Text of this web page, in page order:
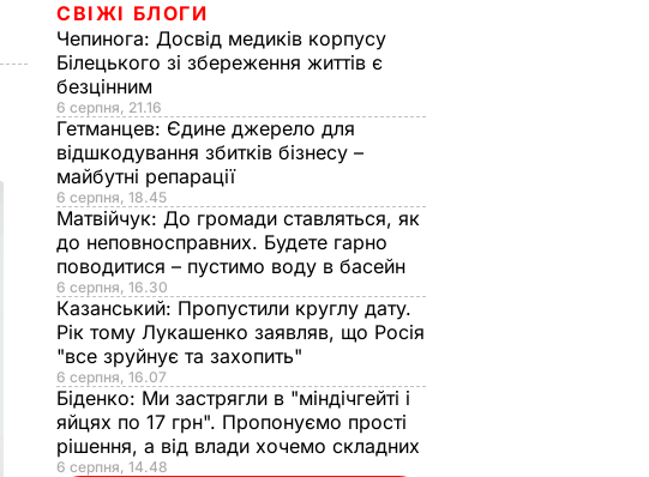
СВІЖІ БЛОГИ
Чепинога: Досвід медиків корпусу
Білецького зі збереження життів є
безцінним
6 серпня, 21.16
Гетманцев: Єдине джерело для
відшкодування збитків бізнесу –
майбутні репарації
6 серпня, 18.45
Матвійчук: До громади ставляться, як
до неповносправних. Будете гарно
поводитися – пустимо воду в басейн
6 серпня, 16.30
Казанський: Пропустили круглу дату.
Рік тому Лукашенко заявляв, що Росія
"все зруйнує та захопить"
6 серпня, 16.07
Біденко: Ми застрягли в "міндічгейті і
яйцях по 17 грн". Пропонуємо прості
рішення, а від влади хочемо складних
6 серпня, 14.48